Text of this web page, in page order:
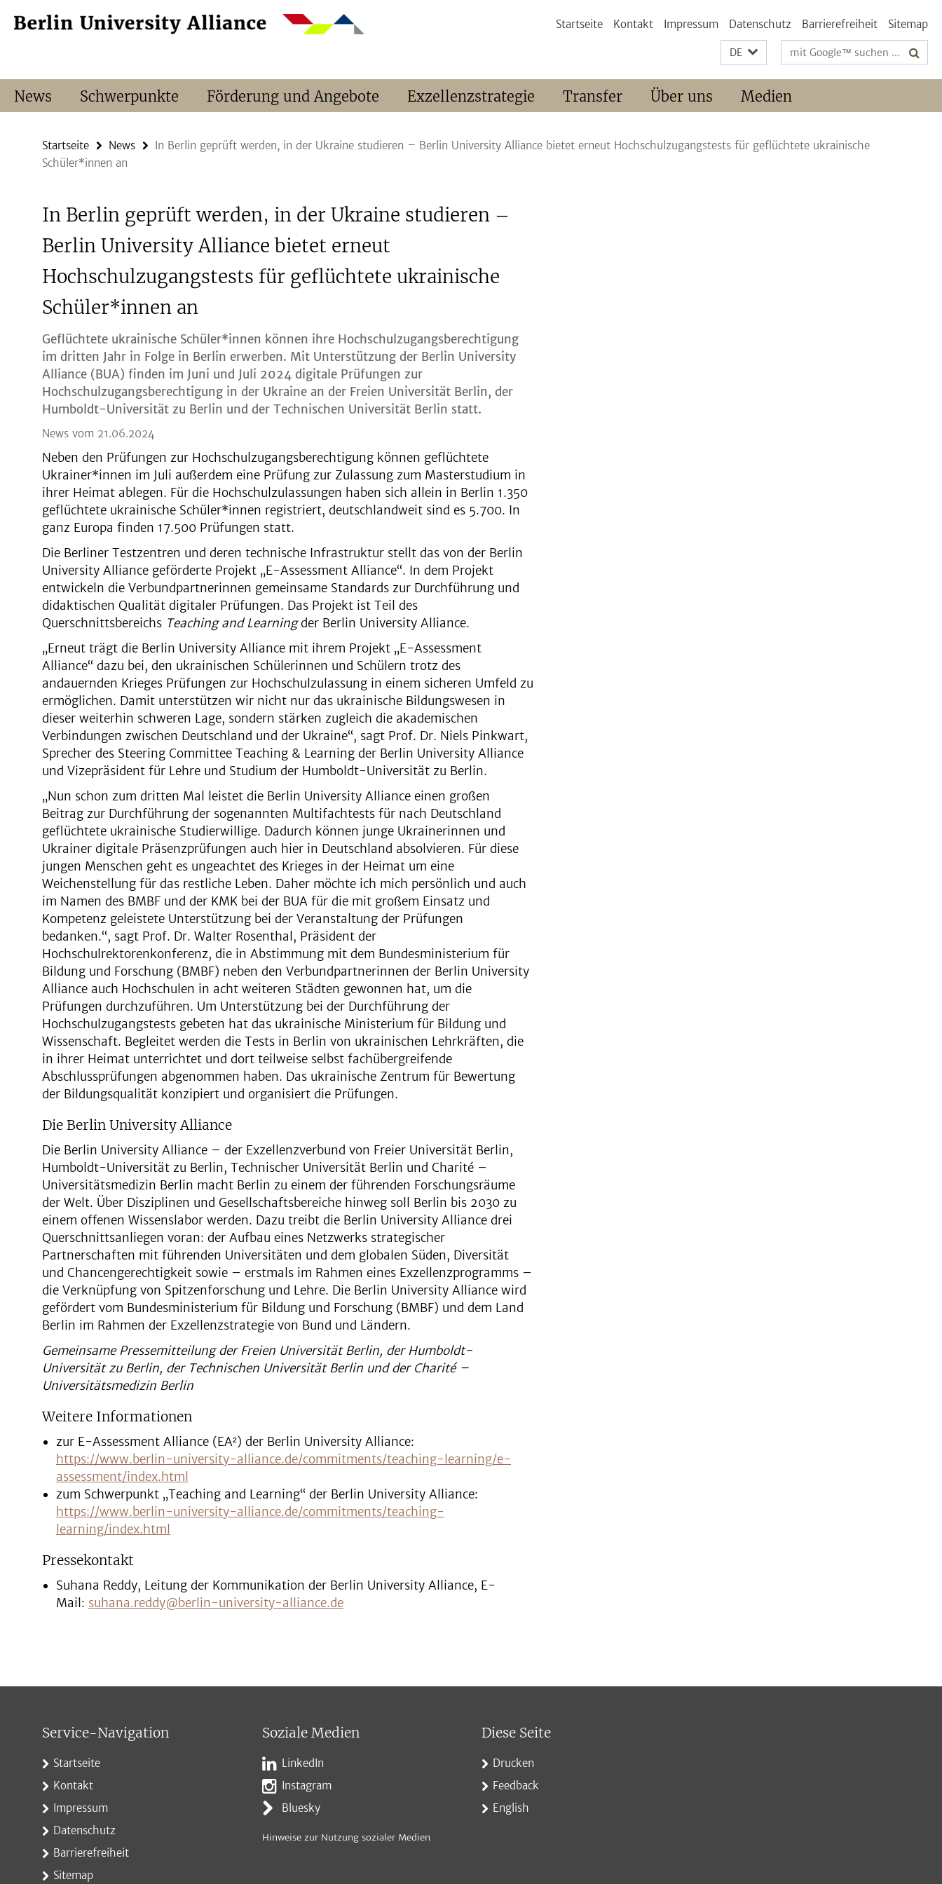
direkt
Service-
Startseite Kontakt Impressum Datenschutz Barrierefreiheit Sitemap
DE Suchbegriffe
News Schwerpunkte Förderung und Angebote Exzellenzstrategie Transfer Über uns Medien
Startseite News
In Berlin geprüft werden, in der Ukraine studieren – Berlin University Alliance bietet erneut Hochschulzugangstests für geflüchtete ukrainische
Schüler*innen an
In Berlin geprüft werden, in der Ukraine studieren –
Berlin University Alliance bietet erneut
Hochschulzugangstests für geflüchtete ukrainische
Schüler*innen an
Geflüchtete ukrainische Schüler*innen können ihre Hochschulzugangsberechtigung
im dritten Jahr in Folge in Berlin erwerben. Mit Unterstützung der Berlin University
Alliance (BUA) finden im Juni und Juli 2024 digitale Prüfungen zur
Hochschulzugangsberechtigung in der Ukraine an der Freien Universität Berlin, der
Humboldt-Universität zu Berlin und der Technischen Universität Berlin statt.
News vom 21.06.2024
Neben den Prüfungen zur Hochschulzugangsberechtigung können geflüchtete
Ukrainer*innen im Juli außerdem eine Prüfung zur Zulassung zum Masterstudium in
ihrer Heimat ablegen. Für die Hochschulzulassungen haben sich allein in Berlin 1.350
geflüchtete ukrainische Schüler*innen registriert, deutschlandweit sind es 5.700. In
ganz Europa finden 17.500 Prüfungen statt.
Die Berliner Testzentren und deren technische Infrastruktur stellt das von der Berlin
University Alliance geförderte Projekt „E-Assessment Alliance“. In dem Projekt
entwickeln die Verbundpartnerinnen gemeinsame Standards zur Durchführung und
didaktischen Qualität digitaler Prüfungen. Das Projekt ist Teil des
Querschnittsbereichs Teaching and Learningder Berlin University Alliance.
„Erneut trägt die Berlin University Alliance mit ihrem Projekt „E-Assessment
Alliance“ dazu bei, den ukrainischen Schülerinnen und Schülern trotz des
andauernden Krieges Prüfungen zur Hochschulzulassung in einem sicheren Umfeld zu
ermöglichen. Damit unterstützen wir nicht nur das ukrainische Bildungswesen in
dieser weiterhin schweren Lage, sondern stärken zugleich die akademischen
Verbindungen zwischen Deutschland und der Ukraine“, sagt Prof. Dr. Niels Pinkwart,
Sprecher des Steering Committee Teaching & Learning der Berlin University Alliance
und Vizepräsident für Lehre und Studium der Humboldt-Universität zu Berlin.
„Nun schon zum dritten Mal leistet die Berlin University Alliance einen großen
Beitrag zur Durchführung der sogenannten Multifachtests für nach Deutschland
geflüchtete ukrainische Studierwillige. Dadurch können junge Ukrainerinnen und
Ukrainer digitale Präsenzprüfungen auch hier in Deutschland absolvieren. Für diese
jungen Menschen geht es ungeachtet des Krieges in der Heimat um eine
Weichenstellung für das restliche Leben. Daher möchte ich mich persönlich und auch
im Namen des BMBF und der KMK bei der BUA für die mit großem Einsatz und
Kompetenz geleistete Unterstützung bei der Veranstaltung der Prüfungen
bedanken.“, sagt Prof. Dr. Walter Rosenthal, Präsident der
Hochschulrektorenkonferenz, die in Abstimmung mit dem Bundesministerium für
Bildung und Forschung (BMBF) neben den Verbundpartnerinnen der Berlin University
Alliance auch Hochschulen in acht weiteren Städten gewonnen hat, um die
Prüfungen durchzuführen. Um Unterstützung bei der Durchführung der
Hochschulzugangstests gebeten hat das ukrainische Ministerium für Bildung und
Wissenschaft. Begleitet werden die Tests in Berlin von ukrainischen Lehrkräften, die
in ihrer Heimat unterrichtet und dort teilweise selbst fachübergreifende
Abschlussprüfungen abgenommen haben. Das ukrainische Zentrum für Bewertung
der Bildungsqualität konzipiert und organisiert die Prüfungen.
Die Berlin University Alliance
Die Berlin University Alliance – der Exzellenzverbund von Freier Universität Berlin,
Humboldt-Universität zu Berlin, Technischer Universität Berlin und Charité –
Universitätsmedizin Berlin macht Berlin zu einem der führenden Forschungsräume
der Welt. Über Disziplinen und Gesellschaftsbereiche hinweg soll Berlin bis 2030 zu
einem offenen Wissenslabor werden. Dazu treibt die Berlin University Alliance drei
Querschnittsanliegen voran: der Aufbau eines Netzwerks strategischer
Partnerschaften mit führenden Universitäten und dem globalen Süden, Diversität
und Chancengerechtigkeit sowie – erstmals im Rahmen eines Exzellenzprogramms –
die Verknüpfung von Spitzenforschung und Lehre. Die Berlin University Alliance wird
gefördert vom Bundesministerium für Bildung und Forschung (BMBF) und dem Land
Berlin im Rahmen der Exzellenzstrategie von Bund und Ländern.
Gemeinsame Pressemitteilung der Freien Universität Berlin, der Humboldt-
Universität zu Berlin, der Technischen Universität Berlin und der Charité –
Universitätsmedizin Berlin
Weitere Informationen
zur E-Assessment Alliance (EA²) der Berlin University Alliance:
https://www.berlin-university-alliance.de/commitments/teaching-learning/e-
assessment/index.html
zum Schwerpunkt „Teaching and Learning“ der Berlin University Alliance:
https://www.berlin-university-alliance.de/commitments/teaching-
learning/index.html
Pressekontakt
Suhana Reddy, Leitung der Kommunikation der Berlin University Alliance, E-
Mail: suhana.reddy@berlin-university-alliance.de
Service-Navigation
Startseite
Kontakt
Impressum
Datenschutz
Barrierefreiheit
Sitemap
Soziale Medien
LinkedIn
Instagram
Bluesky
Hinweise zur Nutzung sozialer Medien
Diese Seite
Drucken
Feedback
English